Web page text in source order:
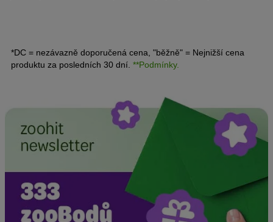
*DC = nezávazně doporučená cena, "běžně" = Nejnižší cena
produktu za posledních 30 dní. **Podmínky.